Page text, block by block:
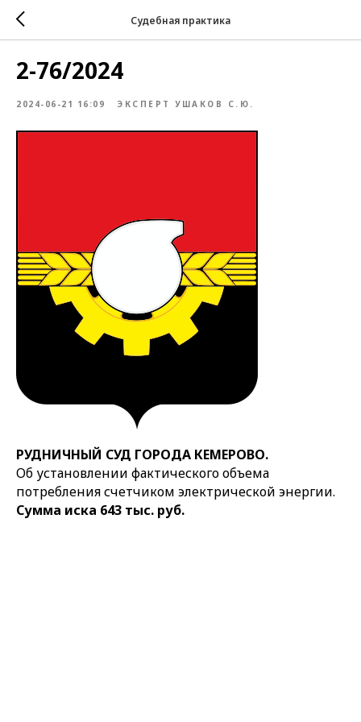
Судебная практика
2-76/2024
2024-06-21 16:09 ЭКСПЕРТ УШАКОВ С.Ю.
РУДНИЧНЫЙ СУД ГОРОДА КЕМЕРОВО.
Об установлении фактического объема
потребления счетчиком электрической энергии.
Сумма иска 643 тыс. руб.